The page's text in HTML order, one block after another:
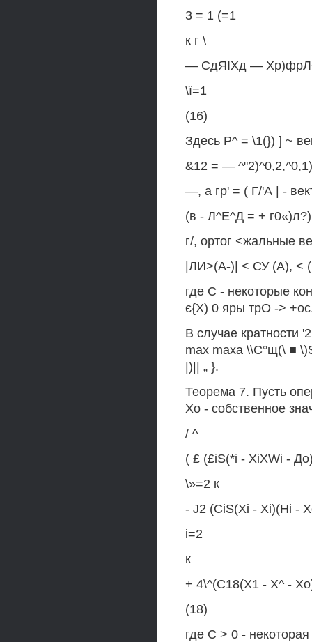
3 = 1 (=1
к г \
— СдЯІХд —
\ї=1
(16)
Здесь Р^ = \1(}) ] ~
&12 = —
—, а гр' = ( Г/'А | -
(в - Л^Е^Д = +
г/, ортог <жальные
|ЛИ>(А-)| < СУ (А), <
где С - некоторые
є{Х) 0 яры трО ->
В случае
max maxа \\С°щ(\ ■
|)|| „ }.
Теорема 7. Пусть
Xо - собственное
/ ^
( £ (£iS(*i - XiXWi -
\»=2 к
- J2 (CiS(Xi - Xi)(Hi -
i=2
к
+ 4\^(С18(Х1 - Х^ -
(18)
где С > 0 -